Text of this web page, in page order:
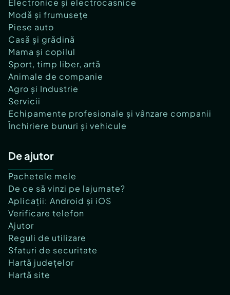
Modă și frumusețe
Piese auto
Casă și grădină
Mama și copilul
Sport, timp liber, artă
Animale de companie
Agro și Industrie
Servicii
Echipamente profesionale și vânzare companii
Închiriere bunuri și vehicule
De ajutor
Pachetele mele
De ce să vinzi pe lajumate?
Aplicații: Android și iOS
Verificare telefon
Ajutor
Reguli de utilizare
Sfaturi de securitate
Hartă județelor
Hartă site